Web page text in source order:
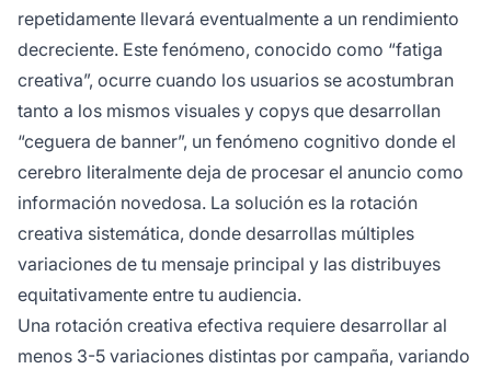
repetidamente llevará eventualmente a un rendimiento
decreciente. Este fenómeno, conocido como “fatiga
creativa”, ocurre cuando los usuarios se acostumbran
tanto a los mismos visuales y copys que desarrollan
“ceguera de banner”, un fenómeno cognitivo donde el
cerebro literalmente deja de procesar el anuncio como
información novedosa. La solución es la rotación
creativa sistemática, donde desarrollas múltiples
variaciones de tu mensaje principal y las distribuyes
equitativamente entre tu audiencia.
Una rotación creativa efectiva requiere desarrollar al
menos 3-5 variaciones distintas por campaña, variando